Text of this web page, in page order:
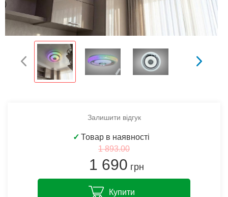
Залишити відгук
✓ Товар в наявності
1 893.00
1 690 грн
Купити